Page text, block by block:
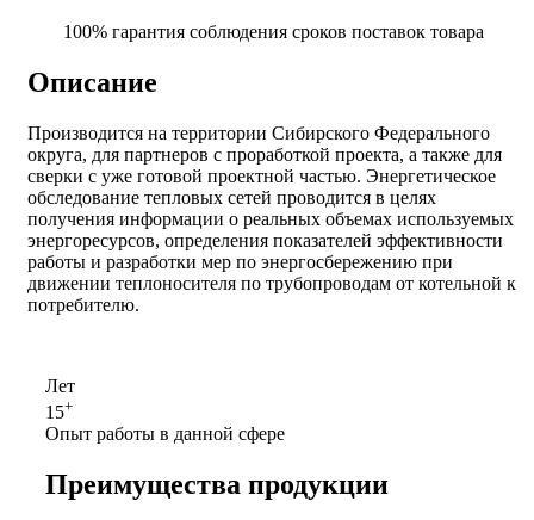
100% гарантия соблюдения сроков поставок товара
Описание
Производится на территории Сибирского Федерального
округа, для партнеров с проработкой проекта, а также для
сверки с уже готовой проектной частью. Энергетическое
обследование тепловых сетей проводится в целях
получения информации о реальных объемах используемых
энергоресурсов, определения показателей эффективности
работы и разработки мер по энергосбережению при
движении теплоносителя по трубопроводам от котельной к
потребителю.
Лет
15+
Опыт работы в данной сфере
Преимущества продукции